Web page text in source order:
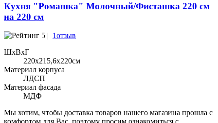
Кухня "Ромашка" Молочный/Фисташка 220 см
на 220 см
5 | 1отзыв
ШхВхГ
220x215,6х220см
Материал корпуса
ЛДСП
Материал фасада
МДФ
Мы хотим, чтобы доставка товаров нашего магазина прошла с